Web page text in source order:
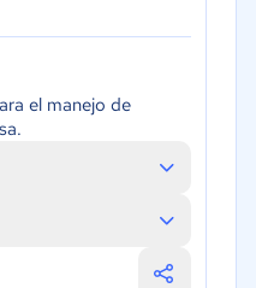
el manejo de